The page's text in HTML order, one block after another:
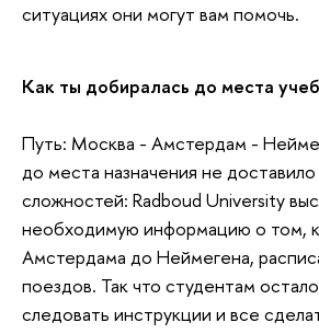
ситуациях они могут вам помочь.
Как ты добиралась до места
Путь: Москва - Амстердам -
до места назначения не
сложностей: Radboud University
необходимую информацию о том,
Амстердама до Неймегена,
поездов. Так что студентам
следовать инструкции и все